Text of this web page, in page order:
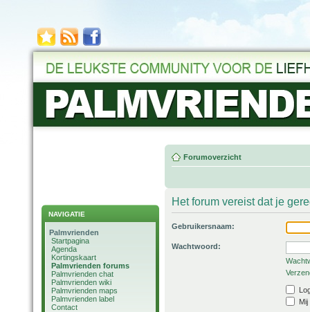
NAVIGATIE
Palmvrienden
Startpagina
Agenda
Kortingskaart
Palmvrienden forums
Palmvrienden chat
Palmvrienden wiki
Palmvrienden maps
Palmvrienden label
Contact
Forumoverzicht
Het forum vereist dat je
Gebruikersnaam:
Wachtwoord: